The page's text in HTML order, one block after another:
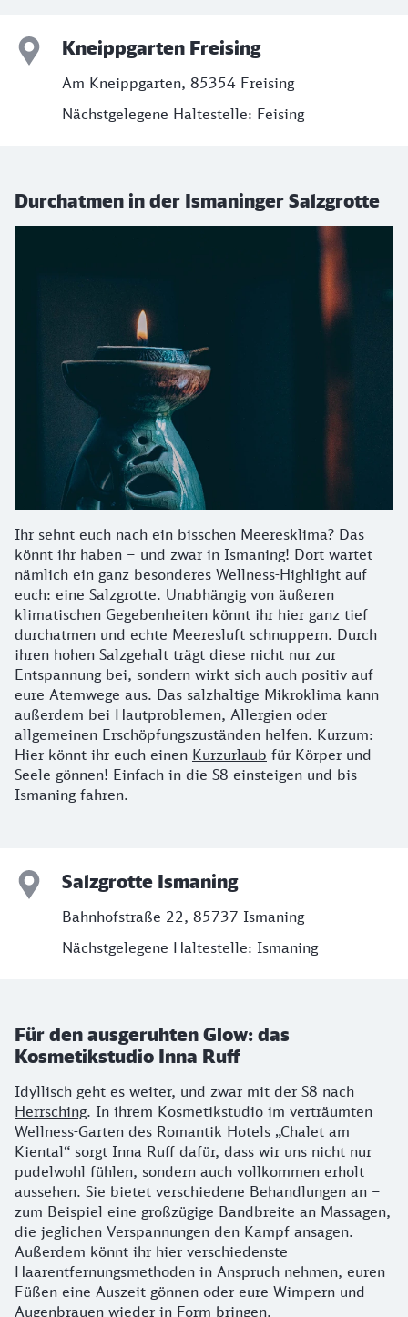
Kneippgarten Freising
Am Kneippgarten, 85354 Freising
Nächstgelegene Haltestelle: Feising
Durchatmen in der Ismaninger Salzgrotte
Ihr sehnt euch nach ein bisschen Meeresklima? Das
könnt ihr haben – und zwar in Ismaning! Dort wartet
nämlich ein ganz besonderes Wellness-Highlight auf
euch: eine Salzgrotte. Unabhängig von äußeren
klimatischen Gegebenheiten könnt ihr hier ganz tief
durchatmen und echte Meeresluft schnuppern. Durch
ihren hohen Salzgehalt trägt diese nicht nur zur
Entspannung bei, sondern wirkt sich auch positiv auf
eure Atemwege aus. Das salzhaltige Mikroklima kann
außerdem bei Hautproblemen, Allergien oder
allgemeinen Erschöpfungszuständen helfen. Kurzum:
Hier könnt ihr euch einen Kurzurlaub für Körper und
Seele gönnen! Einfach in die S8 einsteigen und bis
Ismaning fahren.
Salzgrotte Ismaning
Bahnhofstraße 22, 85737 Ismaning
Nächstgelegene Haltestelle: Ismaning
Für den ausgeruhten Glow: das
Kosmetikstudio Inna Ruff
Idyllisch geht es weiter, und zwar mit der S8 nach
Herrsching. In ihrem Kosmetikstudio im verträumten
Wellness-Garten des Romantik Hotels „Chalet am
Kiental“ sorgt Inna Ruff dafür, dass wir uns nicht nur
pudelwohl fühlen, sondern auch vollkommen erholt
aussehen. Sie bietet verschiedene Behandlungen an –
zum Beispiel eine großzügige Bandbreite an Massagen,
die jeglichen Verspannungen den Kampf ansagen.
Außerdem könnt ihr hier verschiedenste
Haarentfernungsmethoden in Anspruch nehmen, euren
Füßen eine Auszeit gönnen oder eure Wimpern und
Augenbrauen wieder in Form bringen.